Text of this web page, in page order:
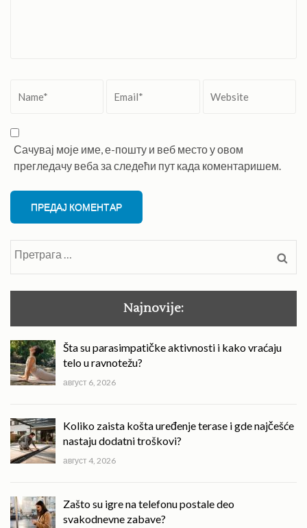
Сачувај моје име, е-пошту и веб место у овом
прегледачу веба за следећи пут када коментаришем.
Najnovije:
Šta su parasimpatičke aktivnosti i kako vraćaju
telo u ravnotežu?
август 6, 2026
Koliko zaista košta uređenje terase i gde najčešće
nastaju dodatni troškovi?
август 4, 2026
Zašto su igre na telefonu postale deo
svakodnevne zabave?